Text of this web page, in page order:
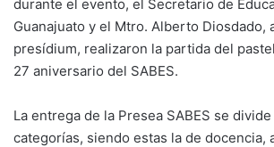
durante el evento, el Secretario de
Guanajuato y el Mtro. Alberto Diosdado,
presídium, realizaron la partida del
27 aniversario del SABES.
La entrega de la Presea SABES se
categorías, siendo estas la de docencia,